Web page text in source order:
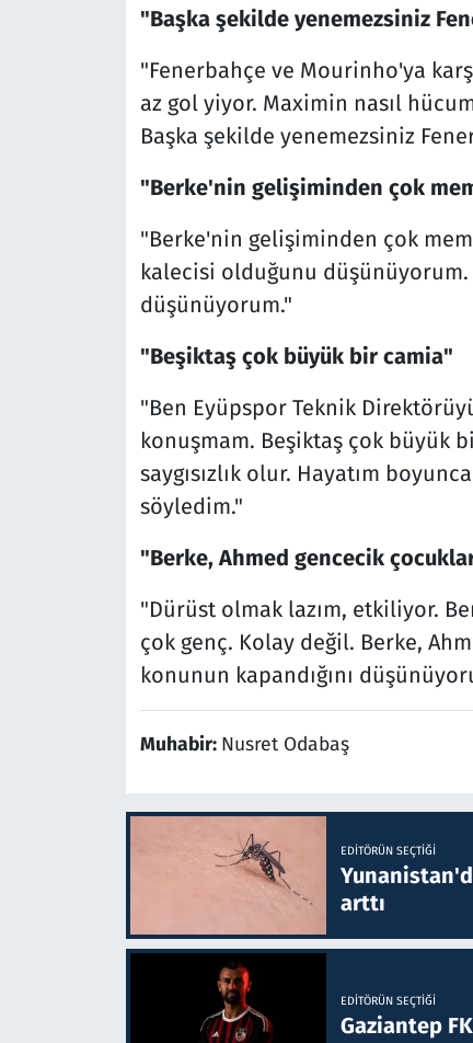
"Başka şekilde yenemezsiniz
"Fenerbahçe ve Mourinho'ya
az gol yiyor. Maximin nasıl
Başka şekilde yenemezsiniz
"Berke'nin gelişiminden çok
"Berke'nin gelişiminden çok
kalecisi olduğunu düşünüyorum.
düşünüyorum."
"Beşiktaş çok büyük bir camia"
"Ben Eyüpspor Teknik
konuşmam. Beşiktaş çok büyük
saygısızlık olur. Hayatım
söyledim."
"Berke, Ahmed gencecik
"Dürüst olmak lazım, etkiliyor.
çok genç. Kolay değil. Berke,
konunun kapandığını
Muhabir: Nusret Odabaş
EDITÖRÜN SEÇTIĞI
arttı
EDITÖRÜN SEÇTIĞI
Gaziantep